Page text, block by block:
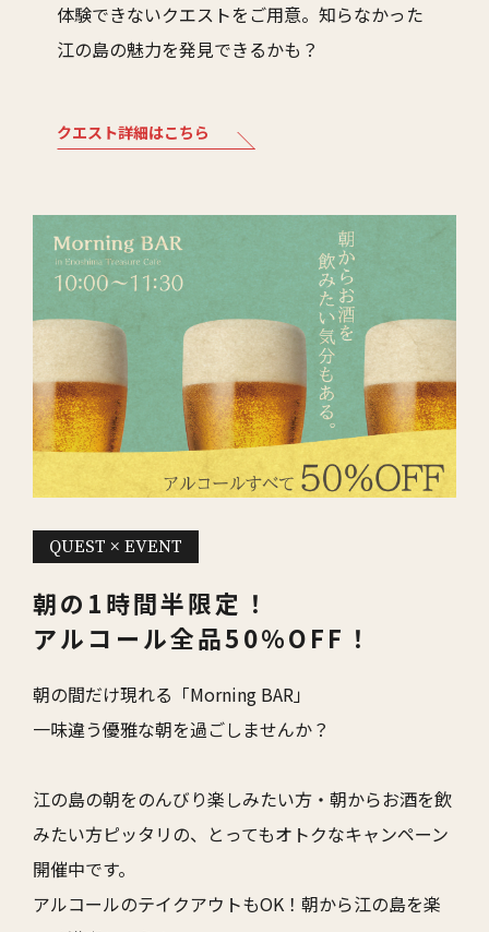
体験できないクエストをご用意。知らなかった
江の島の魅力を発見できるかも？
クエスト詳細はこちら
QUEST × EVENT
朝の1時間半限定！
アルコール全品50％OFF！
朝の間だけ現れる「Morning BAR」
一味違う優雅な朝を過ごしませんか？
江の島の朝をのんびり楽しみたい方・朝からお酒を飲
みたい方ピッタリの、とってもオトクなキャンペーン
開催中です。
アルコールのテイクアウトもOK！朝から江の島を楽